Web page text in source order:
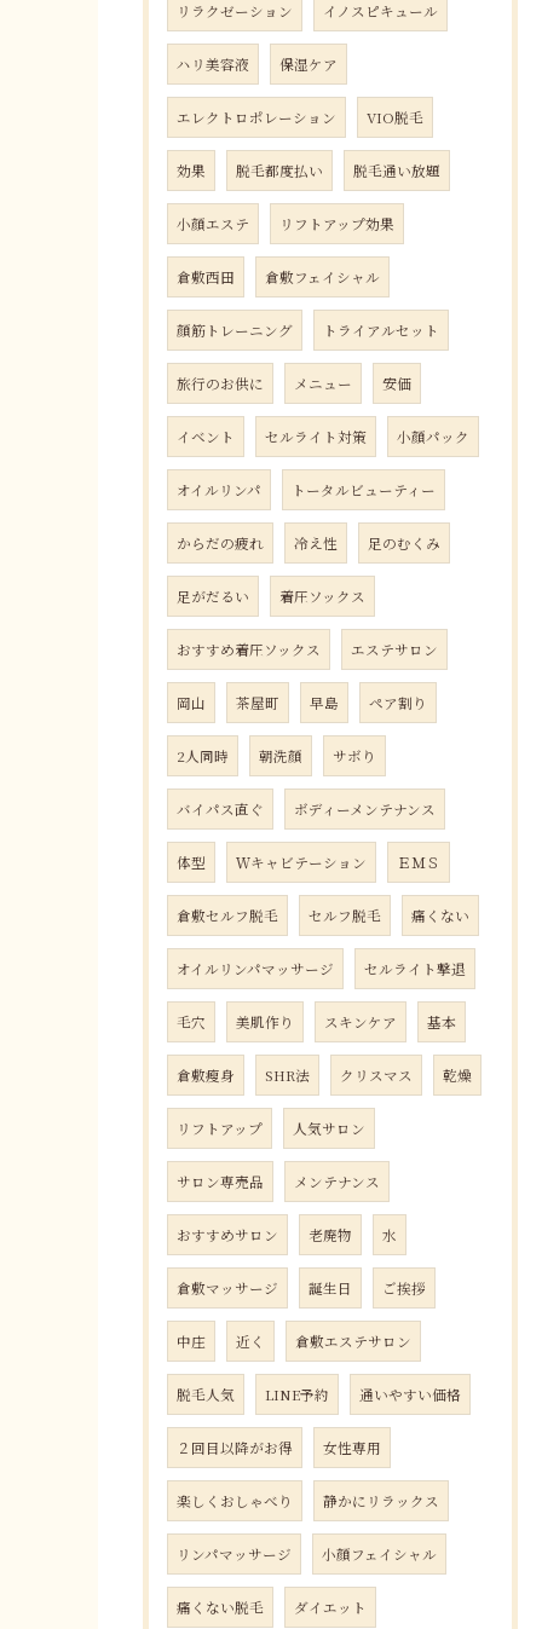
リラクゼーション イノスピキュール
ハリ美容液 保湿ケア
エレクトロポレーション VIO脱毛
効果 脱毛都度払い 脱毛通い放題
小顔エステ リフトアップ効果
倉敷西田 倉敷フェイシャル
顔筋トレーニング トライアルセット
旅行のお供に メニュー 安価
イベント セルライト対策 小顔パック
オイルリンパ トータルビューティー
からだの疲れ 冷え性 足のむくみ
足がだるい 着圧ソックス
おすすめ着圧ソックス エステサロン
岡山 茶屋町 早島 ペア割り
2人同時 朝洗顔 サボり
バイパス直ぐ ボディーメンテナンス
体型 Ｗキャビテーション ＥＭＳ
倉敷セルフ脱毛 セルフ脱毛 痛くない
オイルリンパマッサージ セルライト撃退
毛穴 美肌作り スキンケア 基本
倉敷瘦身 SHR法 クリスマス 乾燥
リフトアップ 人気サロン
サロン専売品 メンテナンス
おすすめサロン 老廃物 水
倉敷マッサージ 誕生日 ご挨拶
中庄 近く 倉敷エステサロン
脱毛人気 LINE予約 通いやすい価格
２回目以降がお得 女性専用
楽しくおしゃべり 静かにリラックス
リンパマッサージ 小顔フェイシャル
痛くない脱毛 ダイエット